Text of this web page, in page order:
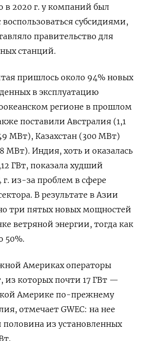
в 2020 г. у компаний был
субсидиями,
правительство для
станций.
пришлось около 94% новых
в эксплуатацию
регионе в прошлом
поставили Австралия (1,1
МВт), Казахстан (300 МВт)
Индия, хоть и оказалась
ГВт, показала худший
г. из-за проблем в сфере
В результате в Азии
три пятых новых мощностей
ветряной энергии, тогда как
50%.
Америках операторы
из которых почти 17 ГВт —
Америке по-прежнему
отмечает GWEC: на нее
из установленных